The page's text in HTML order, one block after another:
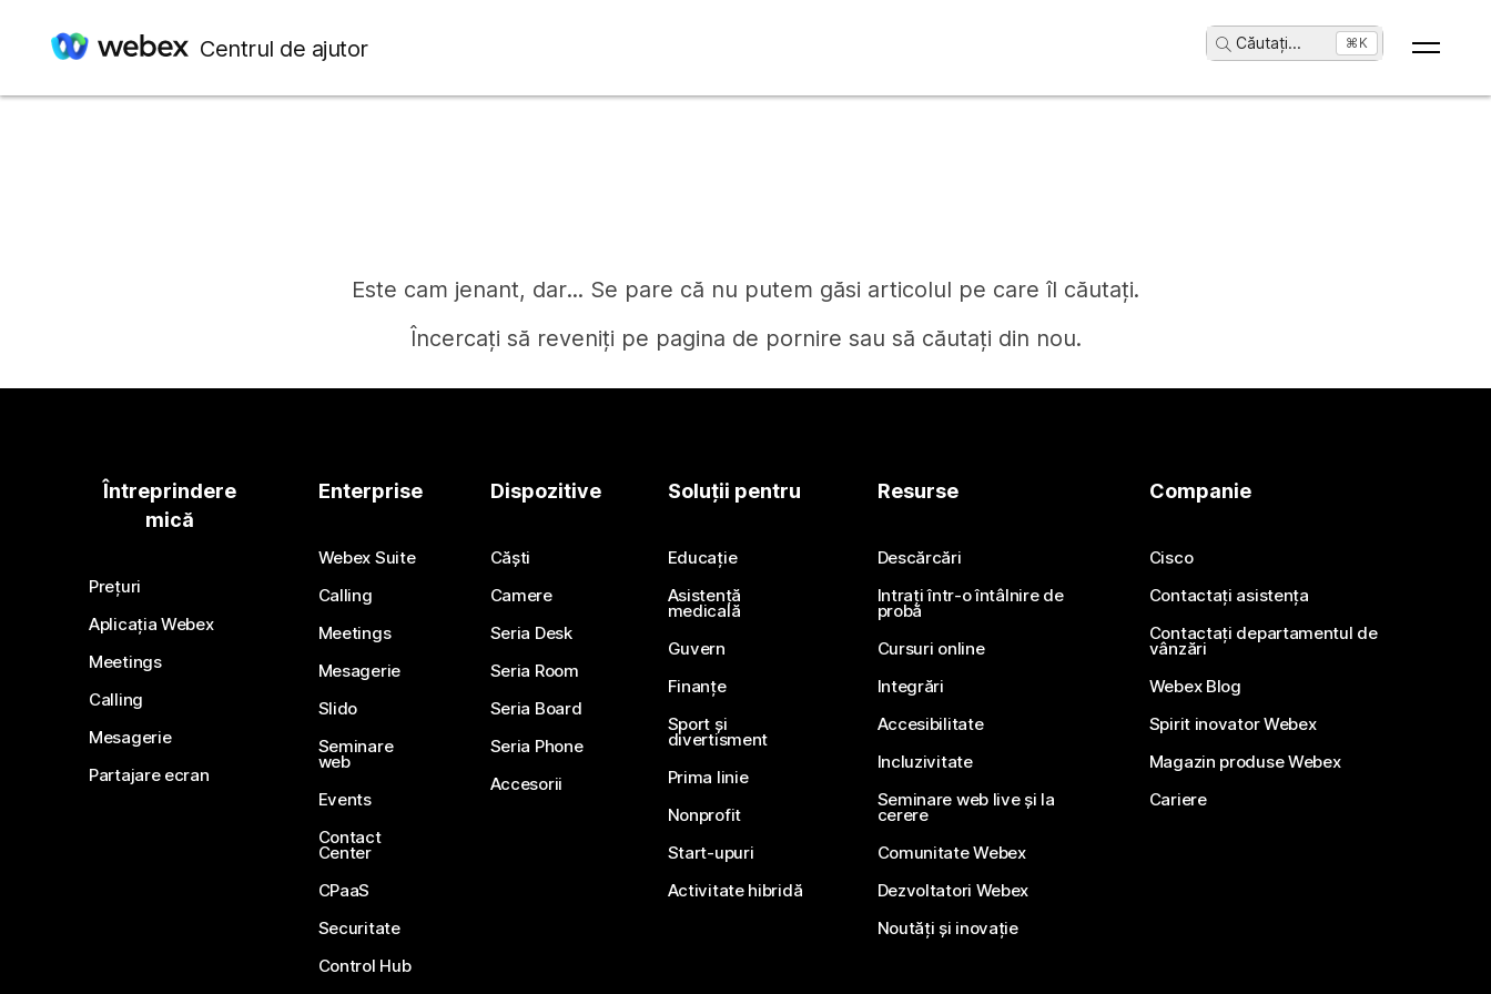
Centrul de ajutor Căutați... ⌘K
Este cam jenant, dar... Se pare că nu putem găsi articolul pe care îl căutați.
Încercați să reveniți pe pagina de pornire sau să căutați din nou.
Aveți nevoie de un răspuns?
Trimiteți o întrebare
Întreprindere
mică
Prețuri
Aplicația Webex
Meetings
Calling
Mesagerie
Partajare ecran
Enterprise
Webex Suite
Calling
Meetings
Mesagerie
Slido
Seminare
web
Events
Contact
Center
CPaaS
Securitate
Control Hub
Dispozitive
Căști
Camere
Seria Desk
Seria Room
Seria Board
Seria Phone
Accesorii
Soluții pentru
Educație
Asistență
medicală
Guvern
Finanțe
Sport și
divertisment
Prima linie
Nonprofit
Start-upuri
Activitate hibridă
Resurse
Descărcări
Intrați într-o întâlnire de
probă
Cursuri online
Integrări
Accesibilitate
Incluzivitate
Seminare web live și la
cerere
Comunitate Webex
Dezvoltatori Webex
Noutăți și inovație
Companie
Cisco
Contactați asistența
Contactați departamentul de
vânzări
Webex Blog
Spirit inovator Webex
Magazin produse Webex
Cariere